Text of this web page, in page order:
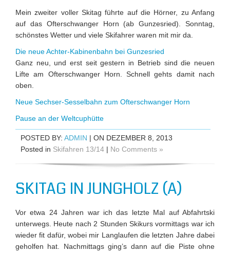
Mein zweiter voller Skitag führte auf die Hörner, zu Anfang
auf das Ofterschwanger Horn (ab Gunzesried). Sonntag,
schönstes Wetter und viele Skifahrer waren mit mir da.
Die neue Achter-Kabinenbahn bei Gunzesried
Ganz neu, und erst seit gestern in Betrieb sind die neuen
Lifte am Ofterschwanger Horn. Schnell gehts damit nach
oben.
Neue Sechser-Sesselbahn zum Ofterschwanger Horn
Pause an der Weltcuphütte
POSTED BY: ADMIN | ON DEZEMBER 8, 2013
Posted in Skifahren 13/14 | No Comments »
SKITAG IN JUNGHOLZ (A)
Vor etwa 24 Jahren war ich das letzte Mal auf Abfahrtski
unterwegs. Heute nach 2 Stunden Skikurs vormittags war ich
wieder fit dafür, wobei mir Langlaufen die letzten Jahre dabei
geholfen hat. Nachmittags ging’s dann auf die Piste ohne